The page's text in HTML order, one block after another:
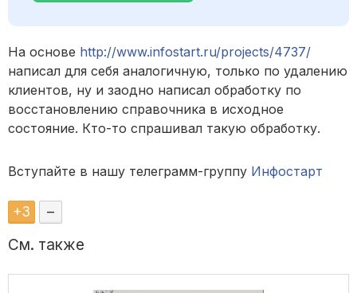
На основе http://www.infostart.ru/projects/4737/
написал для себя аналогичную, только по удалению
клиентов, ну и заодно написал обработку по
восстановлению справочника в исходное
состояние. Кто-то спрашивал такую обработку.
Вступайте в нашу телеграмм-группу Инфостарт
+3 –
См. также